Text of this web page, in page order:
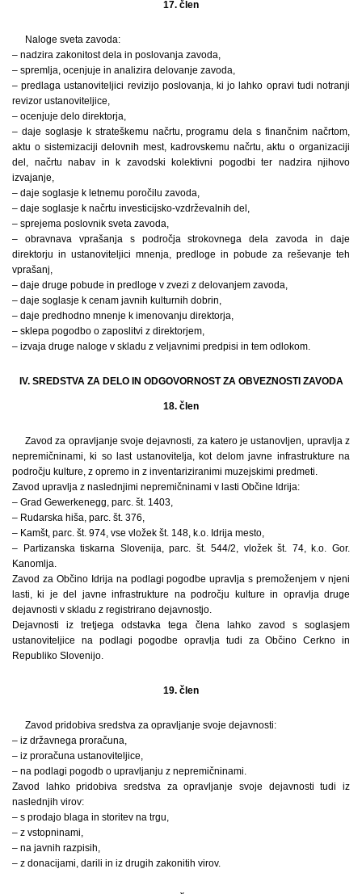
17. člen
Naloge sveta zavoda:
– nadzira zakonitost dela in poslovanja zavoda,
– spremlja, ocenjuje in analizira delovanje zavoda,
– predlaga ustanoviteljici revizijo poslovanja, ki jo lahko opravi tudi notranji
revizor ustanoviteljice,
– ocenjuje delo direktorja,
– daje soglasje k strateškemu načrtu, programu dela s finančnim načrtom,
aktu o sistemizaciji delovnih mest, kadrovskemu načrtu, aktu o organizaciji
del, načrtu nabav in k zavodski kolektivni pogodbi ter nadzira njihovo
izvajanje,
– daje soglasje k letnemu poročilu zavoda,
– daje soglasje k načrtu investicijsko-vzdrževalnih del,
– sprejema poslovnik sveta zavoda,
– obravnava vprašanja s področja strokovnega dela zavoda in daje
direktorju in ustanoviteljici mnenja, predloge in pobude za reševanje teh
vprašanj,
– daje druge pobude in predloge v zvezi z delovanjem zavoda,
– daje soglasje k cenam javnih kulturnih dobrin,
– daje predhodno mnenje k imenovanju direktorja,
– sklepa pogodbo o zaposlitvi z direktorjem,
– izvaja druge naloge v skladu z veljavnimi predpisi in tem odlokom.
IV. SREDSTVA ZA DELO IN ODGOVORNOST ZA OBVEZNOSTI ZAVODA
18. člen
Zavod za opravljanje svoje dejavnosti, za katero je ustanovljen, upravlja z
nepremičninami, ki so last ustanovitelja, kot delom javne infrastrukture na
področju kulture, z opremo in z inventariziranimi muzejskimi predmeti.
Zavod upravlja z naslednjimi nepremičninami v lasti Občine Idrija:
– Grad Gewerkenegg, parc. št. 1403,
– Rudarska hiša, parc. št. 376,
– Kamšt, parc. št. 974, vse vložek št. 148, k.o. Idrija mesto,
– Partizanska tiskarna Slovenija, parc. št. 544/2, vložek št. 74, k.o. Gor.
Kanomlja.
Zavod za Občino Idrija na podlagi pogodbe upravlja s premoženjem v njeni
lasti, ki je del javne infrastrukture na področju kulture in opravlja druge
dejavnosti v skladu z registrirano dejavnostjo.
Dejavnosti iz tretjega odstavka tega člena lahko zavod s soglasjem
ustanoviteljice na podlagi pogodbe opravlja tudi za Občino Cerkno in
Republiko Slovenijo.
19. člen
Zavod pridobiva sredstva za opravljanje svoje dejavnosti:
– iz državnega proračuna,
– iz proračuna ustanoviteljice,
– na podlagi pogodb o upravljanju z nepremičninami.
Zavod lahko pridobiva sredstva za opravljanje svoje dejavnosti tudi iz
naslednjih virov:
– s prodajo blaga in storitev na trgu,
– z vstopninami,
– na javnih razpisih,
– z donacijami, darili in iz drugih zakonitih virov.